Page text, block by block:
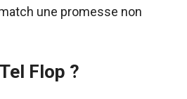
une promesse non
Flop ?